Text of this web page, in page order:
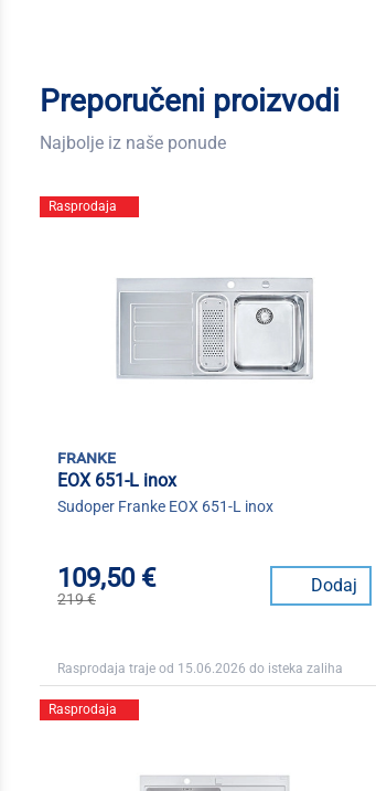
Preporučeni proizvodi
Najbolje iz naše ponude
Rasprodaja
franke
EOX 651-L inox
Sudoper Franke EOX 651-L inox
109,50 €
219 €
Dodaj
Rasprodaja traje od 15.06.2026 do isteka zaliha
Rasprodaja